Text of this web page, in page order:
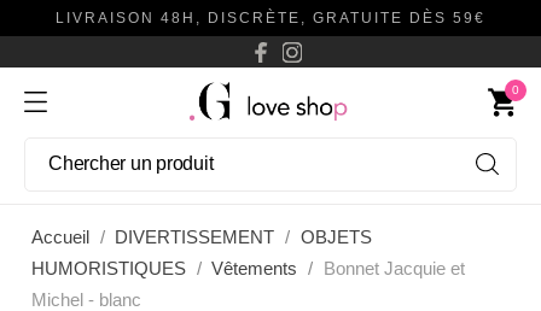
LIVRAISON 48H, DISCRÈTE, GRATUITE DÈS 59€
shopping_cart
0
Accueil DIVERTISSEMENT
OBJETS
HUMORISTIQUES
Vêtements
Bonnet Jacquie et
Michel - blanc